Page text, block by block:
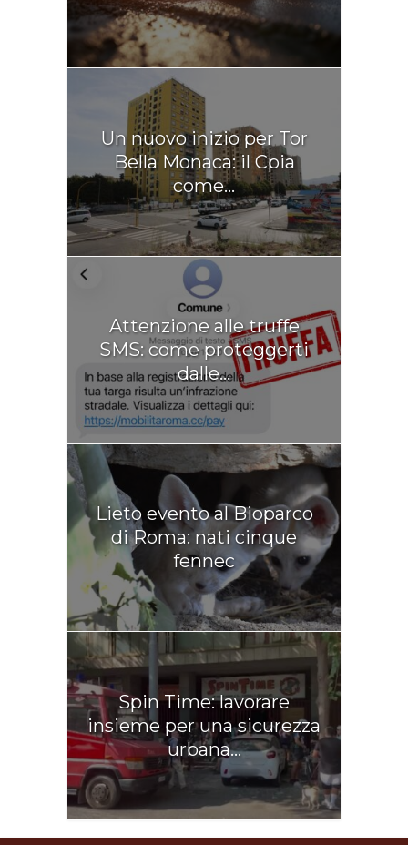
Un nuovo inizio per Tor
Bella Monaca: il Cpia
come...
Attenzione alle truffe
SMS: come proteggerti
dalle...
Lieto evento al Bioparco
di Roma: nati cinque
fennec
Spin Time: lavorare
insieme per una sicurezza
urbana...